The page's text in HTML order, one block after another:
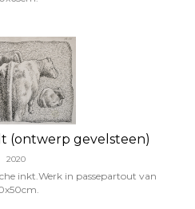
(ontwerp gevelsteen)
2020
inkt.Werk in passepartout van